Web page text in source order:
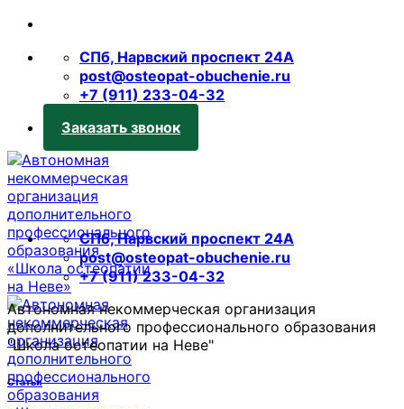
Skip
content
СПб, Нарвский проспект 24А
post@osteopat-obuchenie.ru
+7 (911) 233-04-32
Заказать звонок
СПб, Нарвский проспект 24А
post@osteopat-obuchenie.ru
+7 (911) 233-04-32
Автономная некоммерческая организация
дополнительного профессионального образования
"Школа остеопатии на Неве"
Статьи